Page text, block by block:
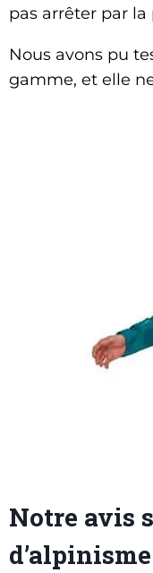
pas arrêter par
Nous avons pu
gamme, et elle
Notre avis